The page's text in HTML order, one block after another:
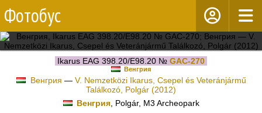
Фотобус
Ikarus EAG 398.20/E98.20 № GAC-270
Венгрия
Венгрия — V. Nemzetközi Ikarus, Csepel és Veteránjármű
Találkozó, Polgár (2012)
Венгрия, Polgár, M3 Archeopark